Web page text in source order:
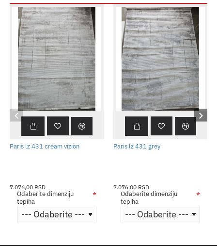
Paris lz 431 cream vizion
7.076,00 RSD
Odaberite dimenziju
tepiha
Paris lz 431 grey
7.076,00 RSD
Odaberite dimenziju
tepiha